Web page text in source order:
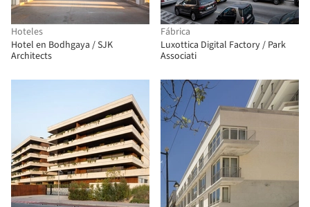
Hoteles
Hotel en Bodhgaya / SJK
Architects
Fábrica
Luxottica Digital Factory / Park
Associati